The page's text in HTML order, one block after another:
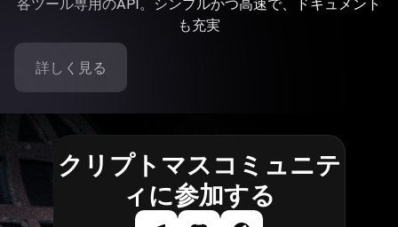
各ツール専用のAPI。シンプルかつ高速で、ドキュメント
も充実
詳しく見る
クリプトマスコミュニテ
ィに参加する